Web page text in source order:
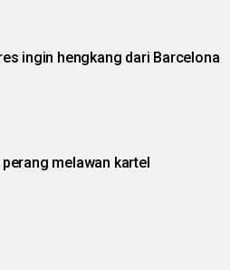
ingin hengkang dari Barcelona
melawan kartel